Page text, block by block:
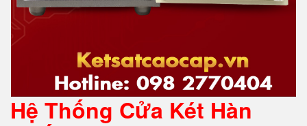
Hệ Thống Cửa Két Hàn